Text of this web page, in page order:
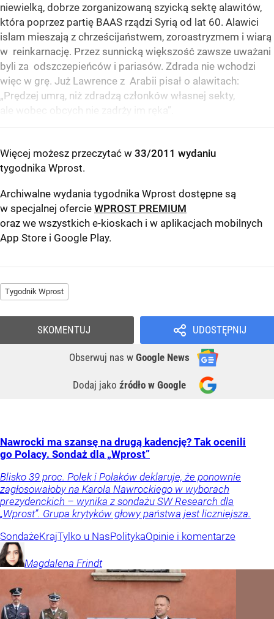
niewielką, dobrze zorganizowaną szyicką sektę alawitów,
która poprzez partię BAAS rządzi Syrią od lat 60. Alawici
islam mieszają z chrześcijaństwem, zoroastryzmem i wiarą
w reinkarnację. Przez sunnicką większość zawsze uważani
byli za odszczepieńców i pariasów. Zdrada nie wchodzi
więc w grę. Już Lawrence z Arabii pisał o alawitach:
„Prędzej umrą, niż zdradzą członków własnej sekty,
ale wobec obcych nie zadrży im ręka”.
Więcej możesz przeczytać w 33/2011 wydaniu
tygodnika Wprost.
Archiwalne wydania tygodnika Wprost dostępne są
w specjalnej ofercie WPROST PREMIUM
oraz we wszystkich e-kioskach i w aplikacjach mobilnych
App Store i Google Play.
Tygodnik Wprost
UDOSTĘPNIJ
Obserwuj nas w Google News
Dodaj jako źródło w Google
SKOMENTUJ
Nawrocki ma szansę na drugą kadencję? Tak ocenili
go Polacy. Sondaż dla „Wprost”
Blisko 39 proc. Polek i Polaków deklaruje, że ponownie
zagłosowałoby na Karola Nawrockiego w wyborach
prezydenckich – wynika z sondażu SW Research dla
„Wprost”. Grupa krytyków głowy państwa jest liczniejsza.
SondażeKrajTylko u NasPolitykaOpinie i komentarze
Magdalena Frindt